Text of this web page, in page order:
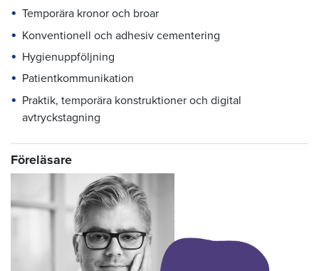
Temporära kronor och broar
Konventionell och adhesiv cementering
Hygienuppföljning
Patientkommunikation
Praktik, temporära konstruktioner och digital
avtryckstagning
Föreläsare